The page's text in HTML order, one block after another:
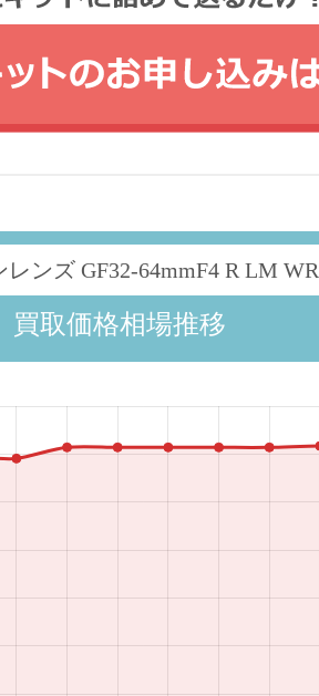
レンズ GF32-64mmF4 R LM WR
買取価格相場推移